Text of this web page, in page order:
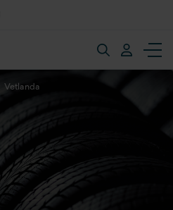
Vetlanda